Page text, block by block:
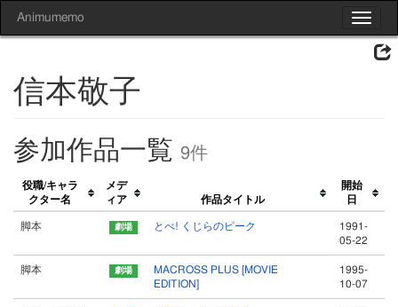
Toggle
Animumemo
信本敬子
参加作品一覧 9件
役職/キャラ
クター名
メデ
ィア
作品タイトル
開始
日
脚本 とべ! くじらのピーク
1991-
05-22
脚本
MACROSS PLUS [MOVIE
EDITION]
1995-
10-07